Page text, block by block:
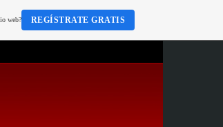
web? REGÍSTRATE GRATIS